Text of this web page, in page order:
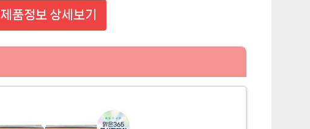
제품정보 상세보기